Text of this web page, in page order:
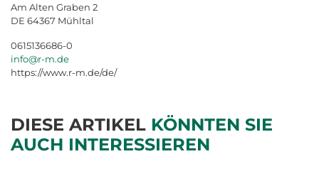
Am Alten Graben 2
DE 64367 Mühltal
0615136686-0
info@r-m.de
https://www.r-m.de/de/
DIESE ARTIKEL KÖNNTEN SIE
AUCH INTERESSIEREN